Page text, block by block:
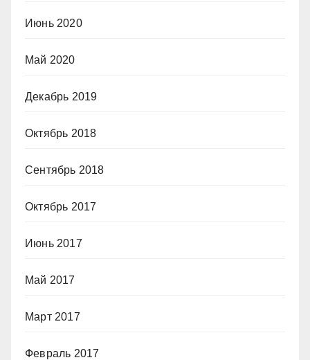
Июнь 2020
Май 2020
Декабрь 2019
Октябрь 2018
Сентябрь 2018
Октябрь 2017
Июнь 2017
Май 2017
Март 2017
Февраль 2017